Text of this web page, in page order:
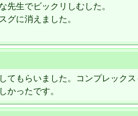
先生でビックリしむした。
グに消えました。
てもらいました。コンプレックス
かったです。